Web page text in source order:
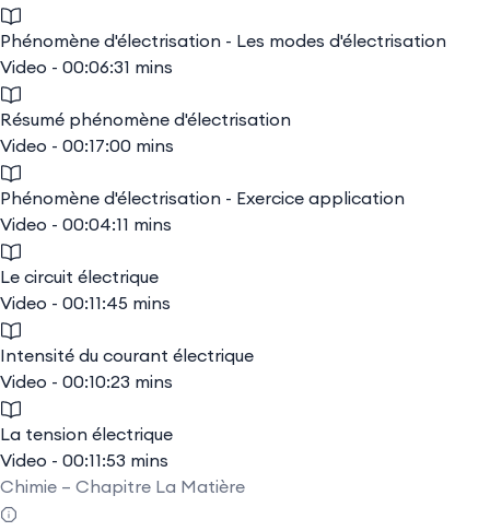
Phénomène d'électrisation - Les modes d'électrisation
Video - 00:06:31 mins
Résumé phénomène d'électrisation
Video - 00:17:00 mins
Phénomène d'électrisation - Exercice application
Video - 00:04:11 mins
Le circuit électrique
Video - 00:11:45 mins
Intensité du courant électrique
Video - 00:10:23 mins
La tension électrique
Video - 00:11:53 mins
Chimie – Chapitre La Matière